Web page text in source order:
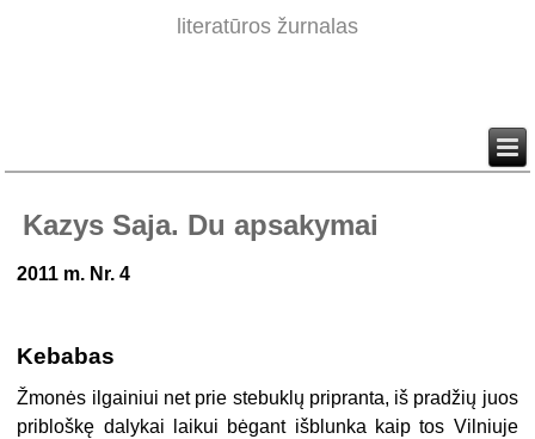
literatūros žurnalas
Kazys Saja. Du apsakymai
2011 m. Nr. 4
Kebabas
Žmonės ilgainiui net prie stebuklų pripranta, iš pradžių juos
pribloškę dalykai laikui bėgant išblunka kaip tos Vilniuje